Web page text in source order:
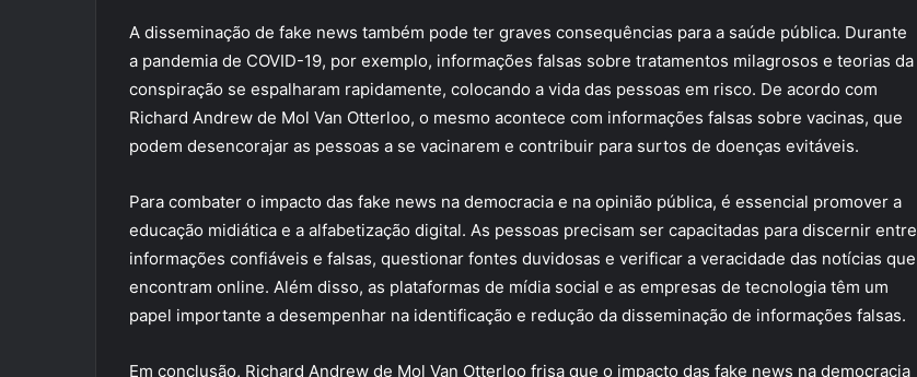
A disseminação de fake news também pode ter graves consequências para a saúde pública. Durante
a pandemia de COVID-19, por exemplo, informações falsas sobre tratamentos milagrosos e teorias da
conspiração se espalharam rapidamente, colocando a vida das pessoas em risco. De acordo com
Richard Andrew de Mol Van Otterloo, o mesmo acontece com informações falsas sobre vacinas, que
podem desencorajar as pessoas a se vacinarem e contribuir para surtos de doenças evitáveis.
Para combater o impacto das fake news na democracia e na opinião pública, é essencial promover a
educação midiática e a alfabetização digital. As pessoas precisam ser capacitadas para discernir entre
informações confiáveis e falsas, questionar fontes duvidosas e verificar a veracidade das notícias que
encontram online. Além disso, as plataformas de mídia social e as empresas de tecnologia têm um
papel importante a desempenhar na identificação e redução da disseminação de informações falsas.
Em conclusão, Richard Andrew de Mol Van Otterloo frisa que o impacto das fake news na democracia